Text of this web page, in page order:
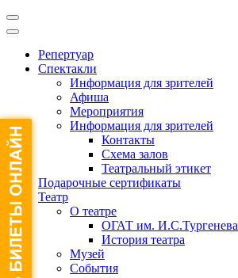
Репертуар
Спектакли
Информация для зрителей
Афиша
Мероприятия
Информация для зрителей
Контакты
Схема залов
Театральный этикет
Подарочные сертификаты
Театр
О театре
ОГАТ им. И.С.Тургенева
История театра
Музей
События